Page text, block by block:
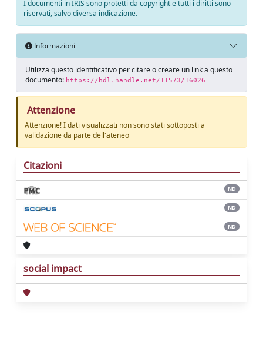
I documenti in IRIS sono protetti da copyright e tutti i diritti sono
riservati, salvo diversa indicazione.
Informazioni
Utilizza questo identificativo per citare o creare un link a questo
documento: https://hdl.handle.net/11573/16026
Attenzione
Attenzione! I dati visualizzati non sono stati sottoposti a
validazione da parte dell'ateneo
Citazioni
ND
ND
ND
social impact